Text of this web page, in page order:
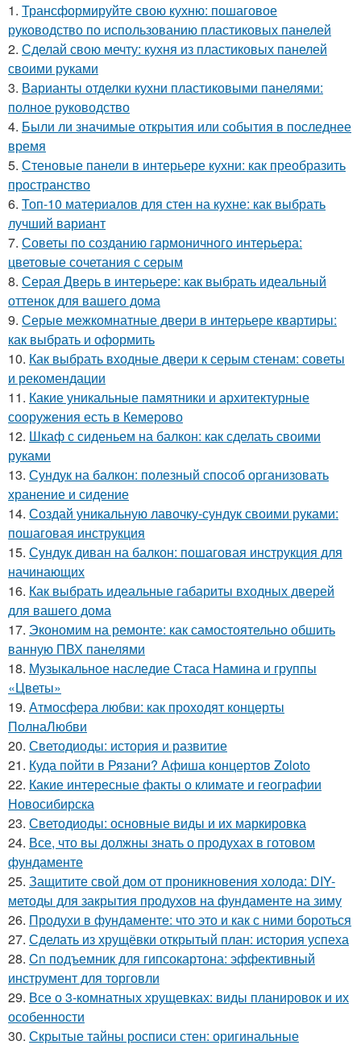
1. Трансформируйте свою кухню: пошаговое
руководство по использованию пластиковых панелей
2. Сделай свою мечту: кухня из пластиковых панелей
своими руками
3. Варианты отделки кухни пластиковыми панелями:
полное руководство
4. Были ли значимые открытия или события в последнее
время
5. Стеновые панели в интерьере кухни: как преобразить
пространство
6. Топ-10 материалов для стен на кухне: как выбрать
лучший вариант
7. Советы по созданию гармоничного интерьера:
цветовые сочетания с серым
8. Серая Дверь в интерьере: как выбрать идеальный
оттенок для вашего дома
9. Серые межкомнатные двери в интерьере квартиры:
как выбрать и оформить
10. Как выбрать входные двери к серым стенам: советы
и рекомендации
11. Какие уникальные памятники и архитектурные
сооружения есть в Кемерово
12. Шкаф с сиденьем на балкон: как сделать своими
руками
13. Сундук на балкон: полезный способ организовать
хранение и сидение
14. Создай уникальную лавочку-сундук своими руками:
пошаговая инструкция
15. Сундук диван на балкон: пошаговая инструкция для
начинающих
16. Как выбрать идеальные габариты входных дверей
для вашего дома
17. Экономим на ремонте: как самостоятельно обшить
ванную ПВХ панелями
18. Музыкальное наследие Стаса Намина и группы
«Цветы»
19. Атмосфера любви: как проходят концерты
ПолнаЛюбви
20. Светодиоды: история и развитие
21. Куда пойти в Рязани? Афиша концертов Zoloto
22. Какие интересные факты о климате и географии
Новосибирска
23. Светодиоды: основные виды и их маркировка
24. Все, что вы должны знать о продухах в готовом
фундаменте
25. Защитите свой дом от проникновения холода: DIY-
методы для закрытия продухов на фундаменте на зиму
26. Продухи в фундаменте: что это и как с ними бороться
27. Сделать из хрущёвки открытый план: история успеха
28. Cn подъемник для гипсокартона: эффективный
инструмент для торговли
29. Все о 3-комнатных хрущевках: виды планировок и их
особенности
30. Скрытые тайны росписи стен: оригинальные